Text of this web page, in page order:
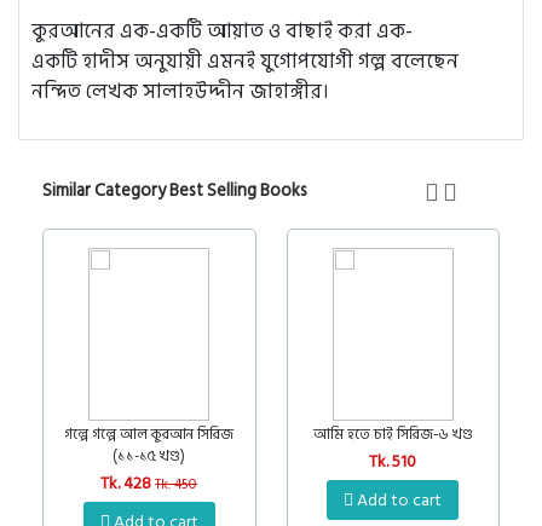
কুরআনের এক-একটি আয়াত ও বাছাই করা এক-
একটি হাদীস অনুযায়ী এমনই যুগোপযোগী গল্প বলেছেন
নন্দিত লেখক সালাহউদ্দীন জাহাঙ্গীর।
Similar Category Best Selling Books
গল্পে গল্পে আল কুরআন সিরিজ
(১১-১৫ খণ্ড)
Tk. 428Tk. 450
আমি হতে চাই সিরিজ-৬ খণ্ড
Tk. 510
Add to cart